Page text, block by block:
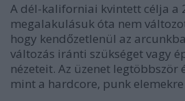
A dél-kaliforniai kvintett célja a
megalakulásuk óta nem
hogy kendőzetlenül az
változás iránti szükséget vagy
nézeteit. Az üzenet legtöbbször
mint a hardcore, punk